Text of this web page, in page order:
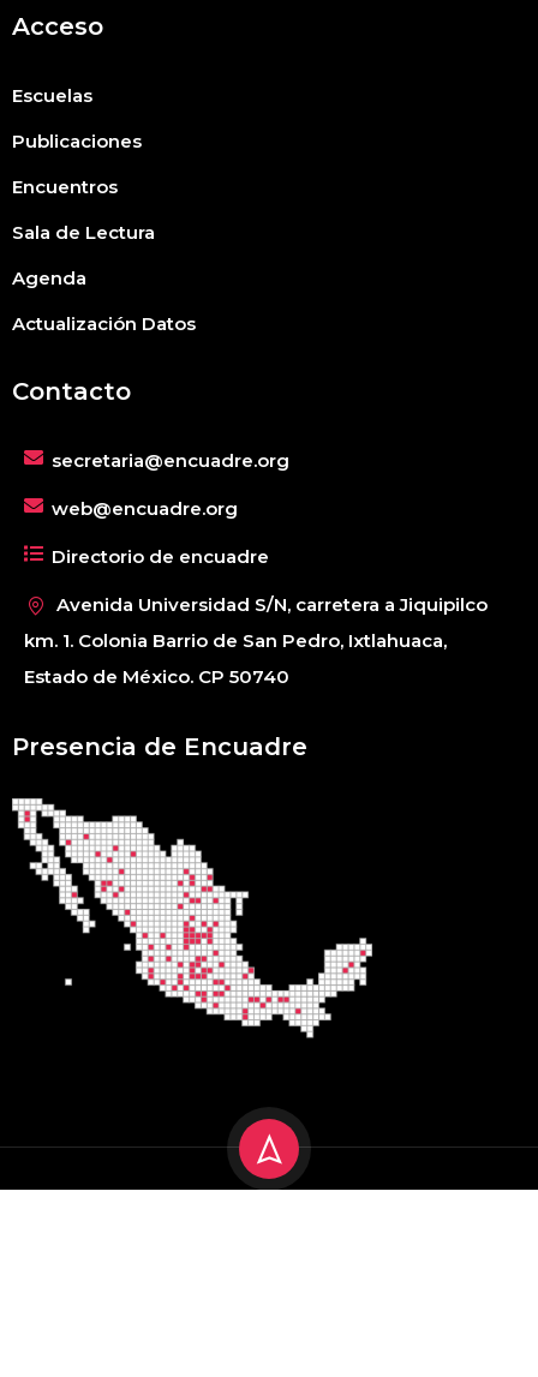
Acceso
Escuelas
Publicaciones
Encuentros
Sala de Lectura
Agenda
Actualización Datos
Contacto
secretaria@encuadre.org
web@encuadre.org
Directorio de encuadre
Avenida Universidad S/N, carretera a Jiquipilco
km. 1. Colonia Barrio de San Pedro, Ixtlahuaca,
Estado de México. CP 50740
Presencia de Encuadre